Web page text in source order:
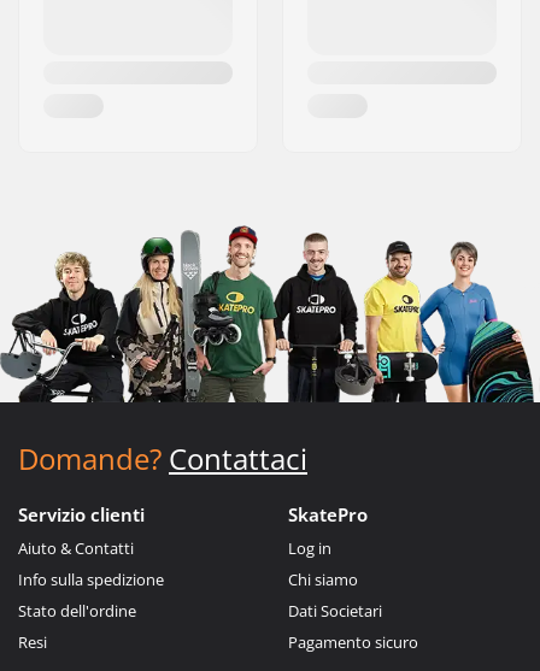
Domande? Contattaci
Servizio clienti
Aiuto & Contatti
Info sulla spedizione
Stato dell'ordine
Resi
SkatePro
Log in
Chi siamo
Dati Societari
Pagamento sicuro